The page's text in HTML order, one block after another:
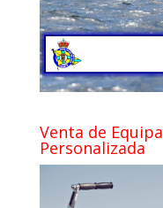
Venta de
Personalizada